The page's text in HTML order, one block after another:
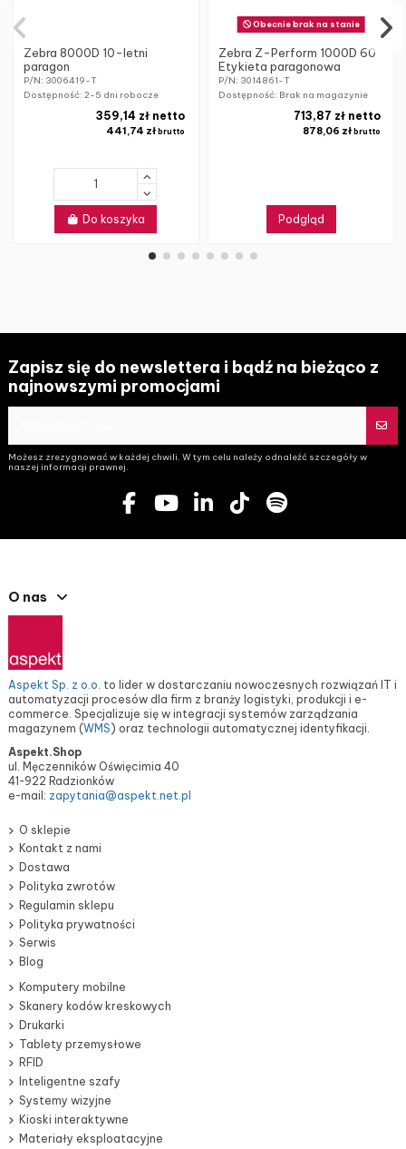
Zebra 8000D 10-letni
paragon
P/N: 3006419-T
Dostępność: 2-5 dni robocze
441,74 złbrutto
359,14 zł netto
Do koszyka
Obecnie brak na stanie
Zebra Z-Perform 1000D 60
Etykieta paragonowa
P/N: 3014861-T
Dostępność: Brak na magazynie
878,06 zł brutto
713,87 zł netto
Podgląd
Zapisz się do newslettera i bądź na bieżąco z
najnowszymi promocjami
Możesz zrezygnować w każdej chwili. W tym celu należy odnaleźć szczegóły w
naszej informacji prawnej.
O nas
Aspekt Sp. z o.o. to lider w dostarczaniu nowoczesnych rozwiązań IT i
automatyzacji procesów dla firm z branży logistyki, produkcji i e-
commerce. Specjalizuje się w integracji systemów zarządzania
magazynem (WMS) oraz technologii automatycznej identyfikacji.
Aspekt.Shop
ul. Męczenników Oświęcimia 40
41-922 Radzionków
e-mail: zapytania@aspekt.net.pl
O sklepie
Kontakt z nami
Dostawa
Polityka zwrotów
Regulamin sklepu
Polityka prywatności
Serwis
Blog
Komputery mobilne
Skanery kodów kreskowych
Drukarki
Tablety przemysłowe
RFID
Inteligentne szafy
Systemy wizyjne
Kioski interaktywne
Materiały eksploatacyjne